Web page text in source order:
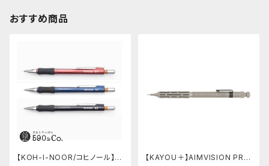
おすすめ商品
【KOH-I-NOOR/コヒノール】M
【KAYOU＋】AIMVISION PR